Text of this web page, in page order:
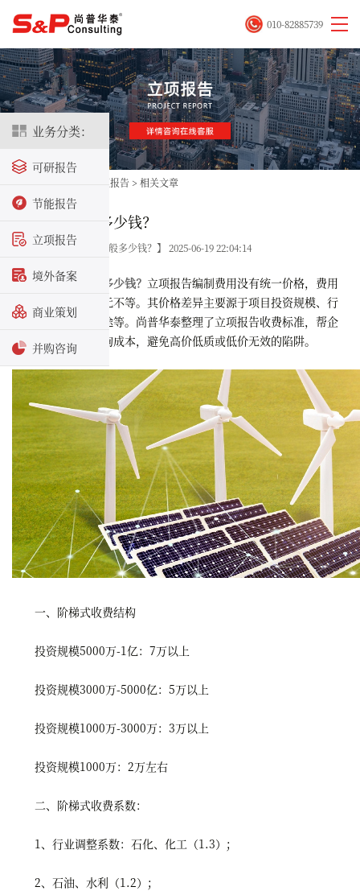
业务分类：
可研报告
节能报告
立项报告
境外备案
商业策划
并购咨询
010-82885739
立项报告 > 相关文章
立项报告一般多少钱？
关键字：【立项报告一般多少钱？】 2025-06-19 22:04:14
立项报告一般多少钱？ 立项报告编制费用没有统一价格，费用
从几千元到几十万元不等。其价格差异主要源于项目投资规模、行
业属性、资质和用途等。尚普华泰整理了立项报告收费标准，帮企
业合理控制前期咨询成本，避免高价低质或低价无效的陷阱。
一、阶梯式收费结构
投资规模5000万-1亿：7万以上
投资规模3000万-5000亿：5万以上
投资规模1000万-3000万：3万以上
投资规模1000万：2万左右
二、阶梯式收费系数：
1、行业调整系数：石化、化工（1.3）;
2、石油、水利（1.2）;